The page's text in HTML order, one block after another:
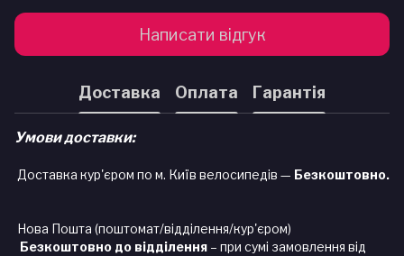
Написати відгук
Доставка Оплата Гарантія
Умови доставки:
Доставка кур'єром по м. Київ велосипедів — Безкоштовно.
Нова Пошта (поштомат/відділення/кур'єром)
Безкоштовно до відділення – при сумі замовлення від